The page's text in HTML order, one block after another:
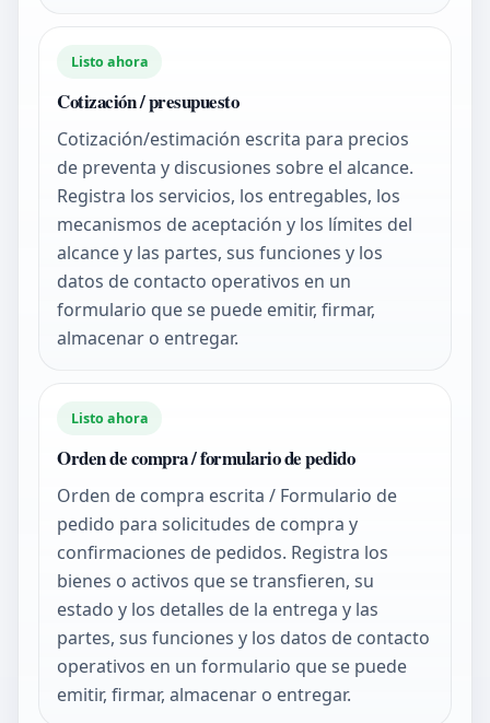
Listo ahora
Cotización / presupuesto
Cotización/estimación escrita para precios
de preventa y discusiones sobre el alcance.
Registra los servicios, los entregables, los
mecanismos de aceptación y los límites del
alcance y las partes, sus funciones y los
datos de contacto operativos en un
formulario que se puede emitir, firmar,
almacenar o entregar.
Listo ahora
Orden de compra / formulario de pedido
Orden de compra escrita / Formulario de
pedido para solicitudes de compra y
confirmaciones de pedidos. Registra los
bienes o activos que se transfieren, su
estado y los detalles de la entrega y las
partes, sus funciones y los datos de contacto
operativos en un formulario que se puede
emitir, firmar, almacenar o entregar.